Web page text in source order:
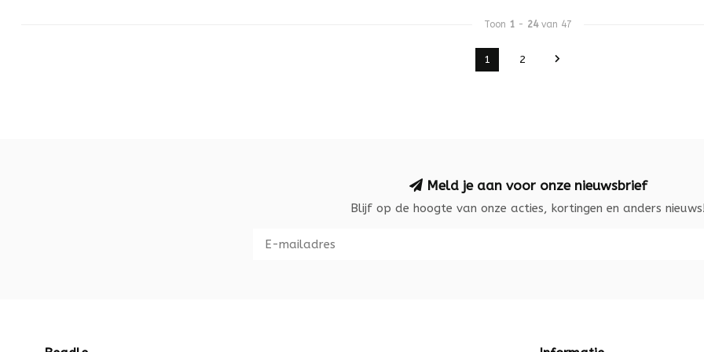
Toon 1 - 24van 47
1 2
Meld je aan voor onze nieuwsbrief
Blijf op de hoogte van onze acties, kortingen en anders nieuws!